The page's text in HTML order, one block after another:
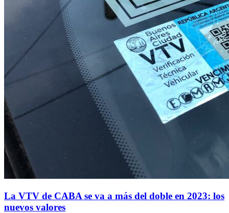
La VTV de CABA se va a más del doble en 2023: los
nuevos valores